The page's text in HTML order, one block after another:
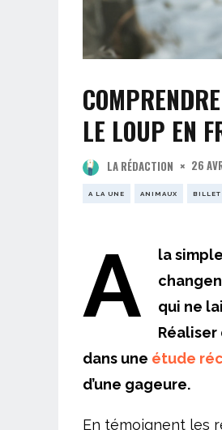
LE LOUP EN
LA RÉDACTION 26
A LA UNE ANIMAUX BILLET
A
la
qui ne
Réaliser
dans une étude
d’une gageure.
En témoignent les